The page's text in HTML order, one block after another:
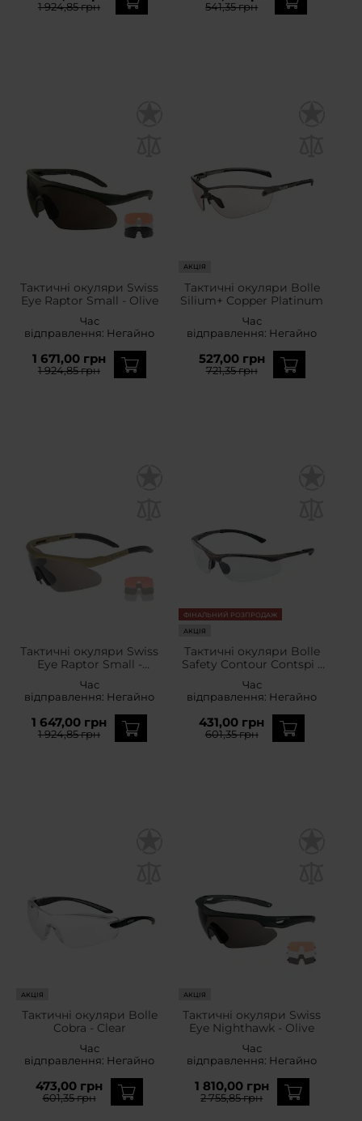
1 924,85 грн 541,35 грн
Тактичні окуляри Swiss
Eye Raptor Small - Olive
Час
відправлення: Негайно
1 671,00 грн
1 924,85 грн
АКЦІЯ
Тактичні окуляри Bolle
Silium+ Copper Platinum
Час
відправлення: Негайно
527,00 грн
721,35 грн
Тактичні окуляри Swiss
Eye Raptor Small -
Час
відправлення: Негайно
1 647,00 грн
1 924,85 грн
ФІНАЛЬНИЙ РОЗПРОДАЖ
АКЦІЯ
Тактичні окуляри Bolle
Safety Contour Contspi -
Час
відправлення: Негайно
431,00 грн
601,35 грн
АКЦІЯ
Тактичні окуляри Bolle
Cobra - Clear
Час
відправлення: Негайно
473,00 грн
601,35 грн
АКЦІЯ
Тактичні окуляри Swiss
Eye Nighthawk - Olive
Час
відправлення: Негайно
1 810,00 грн
2 755,85 грн